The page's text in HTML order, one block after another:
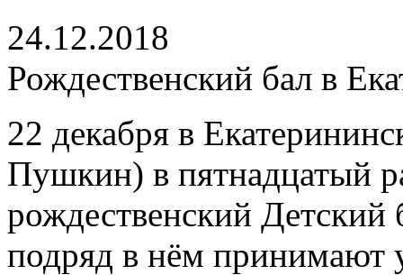
24.12.2018
Рождественский бал в
22 декабря в
Пушкин) в пятнадцатый
рождественский Детский
подряд в нём принимают